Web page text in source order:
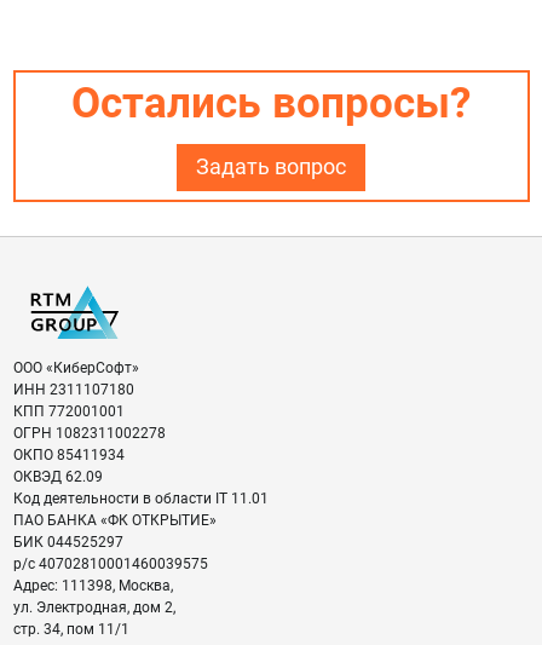
Остались вопросы?
Задать вопрос
ООО «КиберСофт»
ИНН 2311107180
КПП 772001001
ОГРН 1082311002278
ОКПО 85411934
ОКВЭД 62.09
Код деятельности в области IT 11.01
ПАО БАНКА «ФК ОТКРЫТИЕ»
БИК 044525297
р/с 40702810001460039575
Адрес: 111398, Москва,
ул. Электродная, дом 2,
стр. 34, пом 11/1